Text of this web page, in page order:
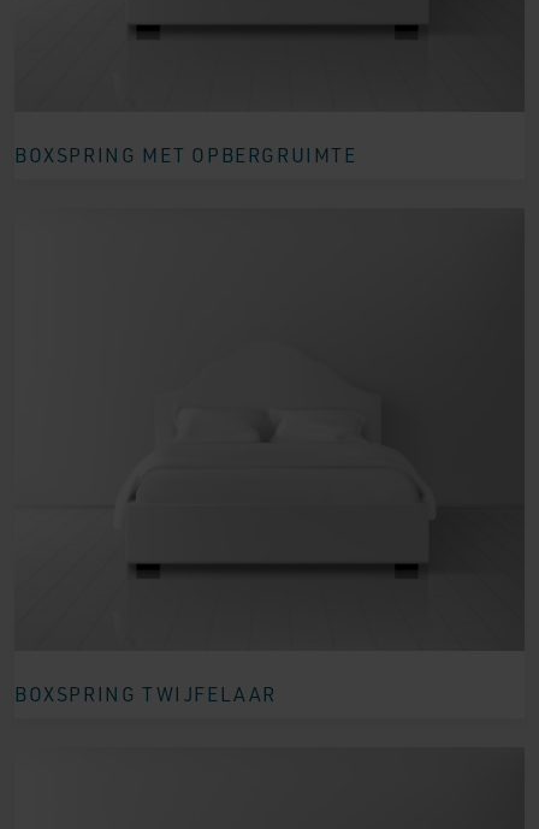
BOXSPRING MET OPBERGRUIMTE
BOXSPRING TWIJFELAAR